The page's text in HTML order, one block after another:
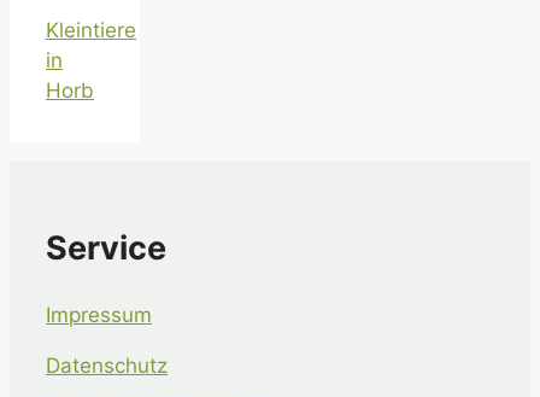
Kleintiere
in
Horb
Service
Impressum
Datenschutz